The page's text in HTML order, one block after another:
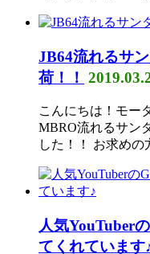
JB64流れるサ
荷！！
こんにちは！モー
MBRO流れるサン
した！！ お求め
人気YouTuber
てくれています